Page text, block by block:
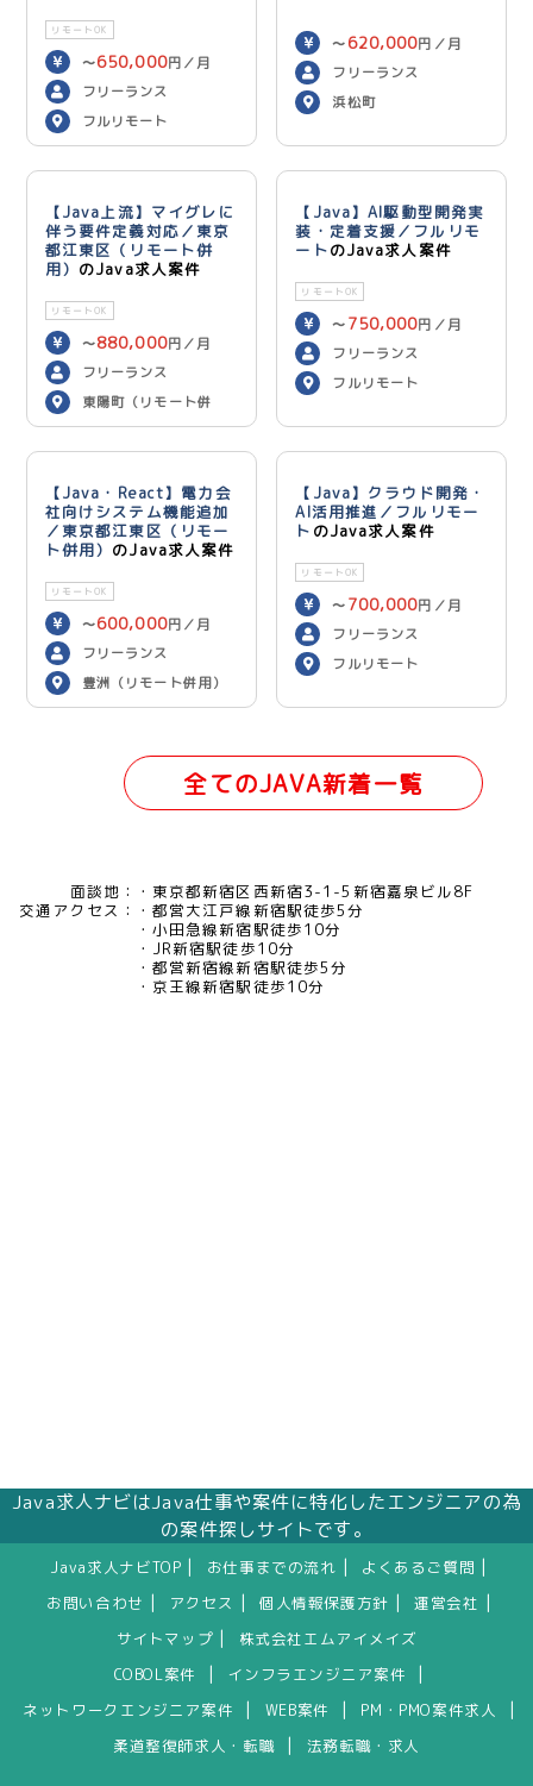
リモートOK
〜650,000円／月
フリーランス
フルリモート
〜 620,000円／月
フリーランス
浜松町
【Java上流】マイグレに
伴う要件定義対応／東京
都江東区（リモート併
用） のJava求人案件
リモートOK
〜880,000円／月
フリーランス
東陽町（リモート併
用）
【Java】AI駆動型開発実
装・定着支援／フルリモ
ートのJava求人案件
リモートOK
〜 750,000円／月
フリーランス
フルリモート
【Java・React】電力会
社向けシステム機能追加
／東京都江東区（リモー
ト併用） のJava求人案件
リモートOK
〜600,000円／月
フリーランス
豊洲（リモート併用）
【Java】クラウド開発・
AI活用推進／フルリモー
ト のJava求人案件
リモートOK
〜 700,000円／月
フリーランス
フルリモート
全てのJAVA新着一覧
面談地：
東京都新宿区西新宿3-1-5新宿嘉泉ビル8F
交通アクセス：
都営大江戸線新宿駅徒歩5分
小田急線新宿駅徒歩10分
JR新宿駅徒歩10分
都営新宿線新宿駅徒歩5分
京王線新宿駅徒歩10分
Java求人ナビはJava仕事や案件に特化したエンジニアの為
の案件探しサイトです。
Java求人ナビTOP お仕事までの流れ よくあるご質問
お問い合わせ アクセス 個人情報保護方針 運営会社
サイトマップ
株式会社エムアイメイズ
COBOL案件
インフラエンジニア案件
ネットワークエンジニア案件 WEB案件 PM・PMO案件求人
柔道整復師求人・転職 法務転職・求人